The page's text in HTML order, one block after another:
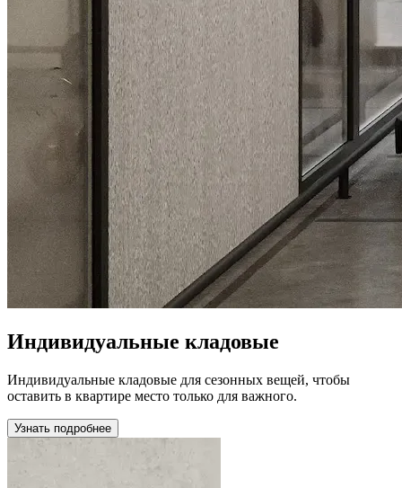
Индивидуальные кладовые
Индивидуальные кладовые для сезонных вещей, чтобы
оставить в квартире место только для важного.
Узнать подробнее